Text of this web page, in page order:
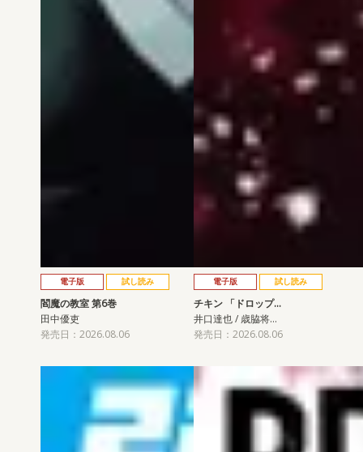
電子版 試し読み
閻魔の教室 第6巻
田中優吏
発売日：2026.08.06
電子版 試し読み
チキン 「ドロップ…
井口達也 / 歳脇将…
発売日：2026.08.06